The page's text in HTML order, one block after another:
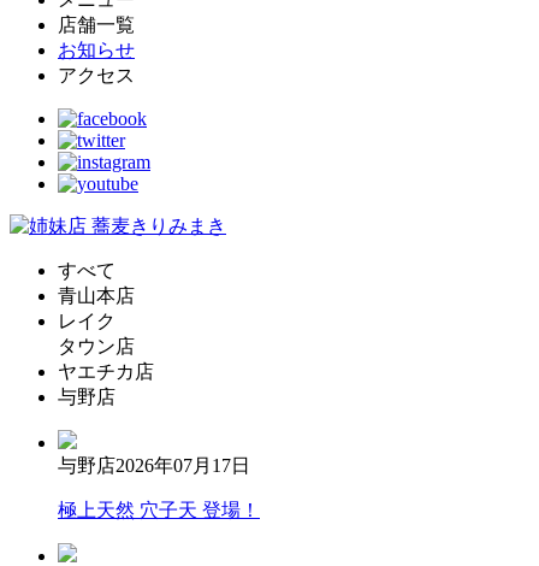
店舗一覧
お知らせ
アクセス
すべて
青山本店
レイク
タウン店
ヤエチカ店
与野店
与野店2026年07月17日
極上天然 穴子天 登場！